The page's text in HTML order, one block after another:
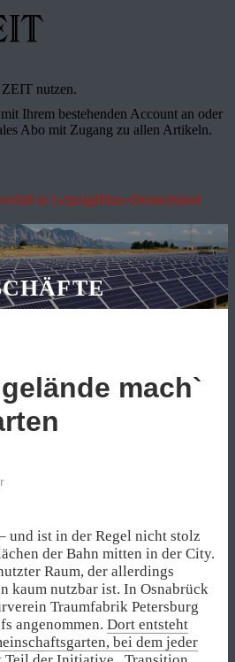
nutzen.
Ihrem bestehenden Account an oder
Abo mit Zugang zu allen Artikeln.
in LeipzigHitze»Deutschland
mach`
und ist in der Regel nicht stolz
der Bahn mitten in der City.
Raum, der allerdings
kaum nutzbar ist. In Osnabrück
Traumfabrik Petersburg
angenommen. Dort entsteht
bei dem jeder